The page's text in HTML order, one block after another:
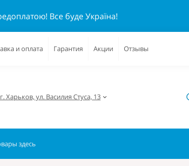
Все буде Україна!
и оплата Гарантия Акции Отзывы
Харьков, ул. Василия Стуса, 13